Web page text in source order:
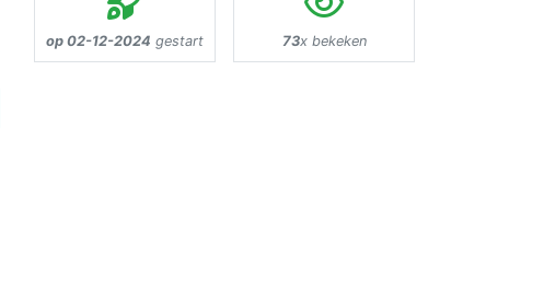
op 02-12-2024 gestart 73x bekeken